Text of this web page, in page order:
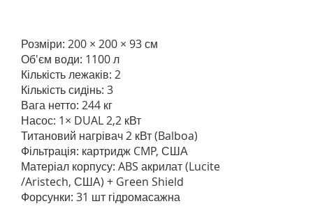
Розміри: 200 × 200 × 93 см
Об'єм води: 1100 л
Кількість лежаків: 2
Кількість сидінь: 3
Вага нетто: 244 кг
Насос: 1× DUAL 2,2 кВт
Титановий нагрівач 2 кВт (Balboa)
Фільтрація: картридж CMP, США
Матеріал корпусу: ABS акрилат (Lucite
/Aristech, США) + Green Shield
Форсунки: 31 шт гідромасажна